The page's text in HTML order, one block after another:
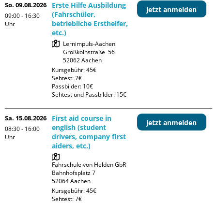
So. 09.08.2026
09:00 - 16:30
Uhr
Erste Hilfe Ausbildung
(Fahrschüler,
betriebliche Ersthelfer,
etc.)
Lernimpuls-Aachen
Großkölnstraße  56
Kursgebühr: 45€
Sehtest: 7€
Passbilder: 10€
Sehtest und Passbilder: 15€
jetzt anmelden
Sa. 15.08.2026
08:30 - 16:00
Uhr
First aid course in
english (student
drivers, company first
aiders, etc.)
Fahrschule von Helden GbR
Bahnhofsplatz 7
Kursgebühr: 45€
Sehtest: 7€
jetzt anmelden